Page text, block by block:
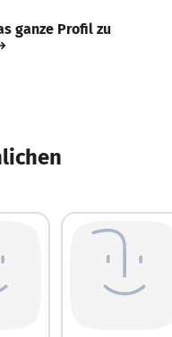
ganze Profil zu